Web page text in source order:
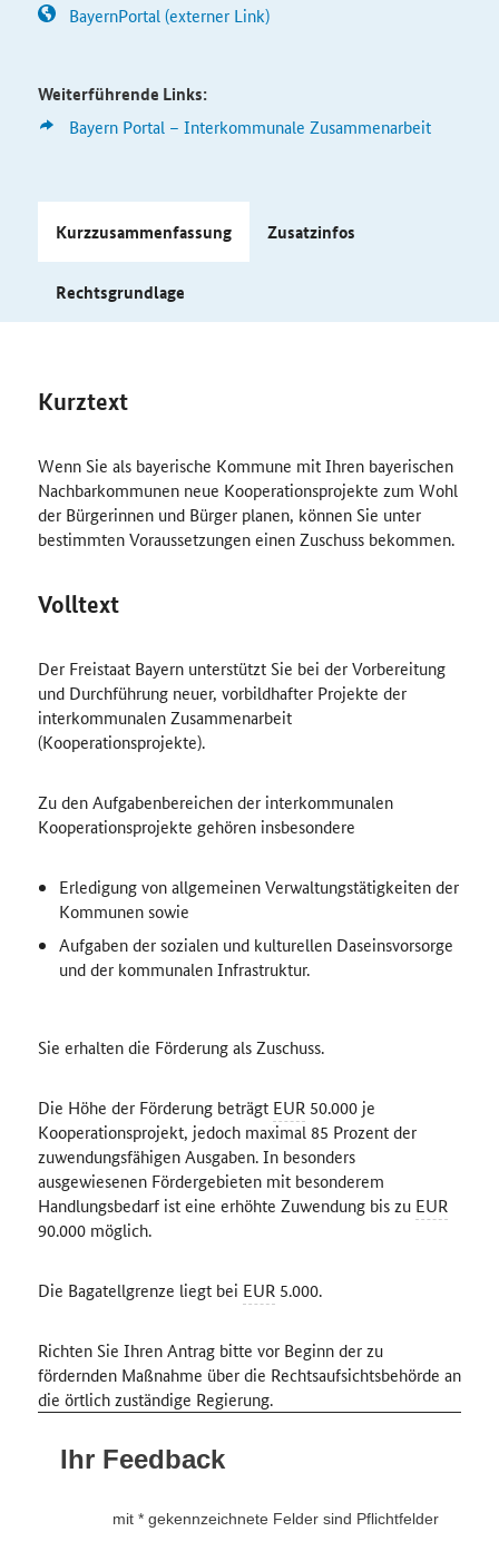
BayernPortal (externer Link)
Weiterführende Links:
Bayern Portal – Interkommunale Zusammenarbeit
Kurzzusammenfassung Zusatzinfos
Rechtsgrundlage
Kurztext
Wenn Sie als bayerische Kommune mit Ihren bayerischen
Nachbarkommunen neue Kooperationsprojekte zum Wohl
der Bürgerinnen und Bürger planen, können Sie unter
bestimmten Voraussetzungen einen Zuschuss bekommen.
Volltext
Der Freistaat Bayern unterstützt Sie bei der Vorbereitung
und Durchführung neuer, vorbildhafter Projekte der
interkommunalen Zusammenarbeit
(Kooperationsprojekte).
Zu den Aufgabenbereichen der interkommunalen
Kooperationsprojekte gehören insbesondere
Erledigung von allgemeinen Verwaltungstätigkeiten der
Kommunen sowie
Aufgaben der sozialen und kulturellen Daseinsvorsorge
und der kommunalen Infrastruktur.
Sie erhalten die Förderung als Zuschuss.
Die Höhe der Förderung beträgt EUR50.000 je
Kooperationsprojekt, jedoch maximal 85 Prozent der
zuwendungsfähigen Ausgaben. In besonders
ausgewiesenen Fördergebieten mit besonderem
Handlungsbedarf ist eine erhöhte Zuwendung bis zu EUR
90.000 möglich.
Die Bagatellgrenze liegt bei EUR5.000.
Richten Sie Ihren Antrag bitte vor Beginn der zu
fördernden Maßnahme über die Rechtsaufsichtsbehörde an
die örtlich zuständige Regierung.